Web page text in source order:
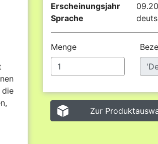
die
Erscheinungsjahr
Sprache
Menge
Zur